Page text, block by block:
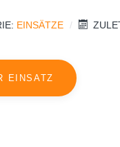
EINSÄTZE
EINSATZ